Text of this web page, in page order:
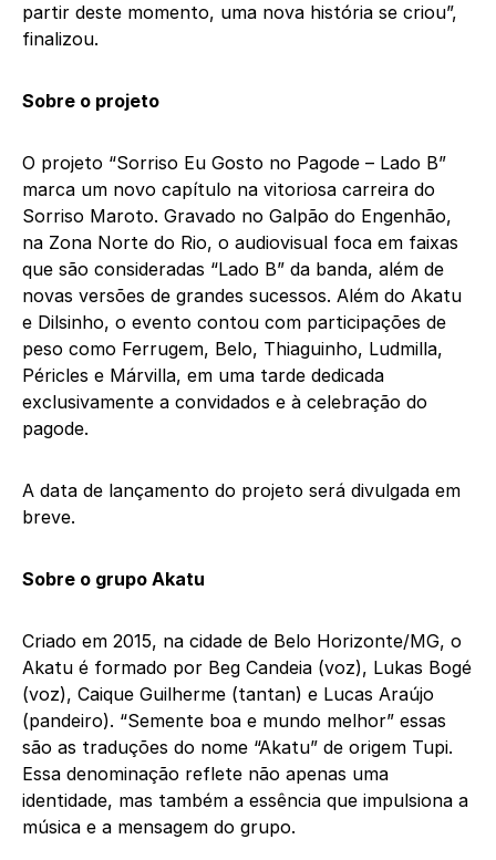
partir deste momento, uma nova história se criou”,
finalizou.
Sobre o projeto
O projeto “Sorriso Eu Gosto no Pagode – Lado B”
marca um novo capítulo na vitoriosa carreira do
Sorriso Maroto. Gravado no Galpão do Engenhão,
na Zona Norte do Rio, o audiovisual foca em faixas
que são consideradas “Lado B” da banda, além de
novas versões de grandes sucessos. Além do Akatu
e Dilsinho, o evento contou com participações de
peso como Ferrugem, Belo, Thiaguinho, Ludmilla,
Péricles e Márvilla, em uma tarde dedicada
exclusivamente a convidados e à celebração do
pagode.
A data de lançamento do projeto será divulgada em
breve.
Sobre o grupo Akatu
Criado em 2015, na cidade de Belo Horizonte/MG, o
Akatu é formado por Beg Candeia (voz), Lukas Bogé
(voz), Caique Guilherme (tantan) e Lucas Araújo
(pandeiro). “Semente boa e mundo melhor” essas
são as traduções do nome “Akatu” de origem Tupi.
Essa denominação reflete não apenas uma
identidade, mas também a essência que impulsiona a
música e a mensagem do grupo.